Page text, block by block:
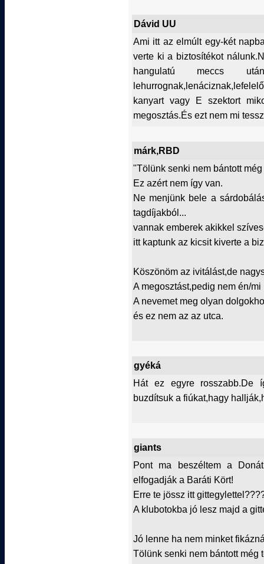
Dávid UU
Ami itt az elmúlt egy-két
verte ki a biztosítékot
hangulatú meccs
kanyart vagy E szektort
megosztás.És ezt nem mi
márk,RBD
"Tölünk senki nem bántott
Ez azért nem így van.
Ne menjünk bele a
tagdíjakból...
vannak emberek akikkel
itt kaptunk az kicsit kiverte a
Köszönöm az ivitálást,de
A megosztást,pedig nem én/mi
A nevemet meg olyan
és ez nem az az utca.
gyéká
Hát ez egyre rosszabb.De
buzdítsuk a fiúkat,hagy
giants
Pont ma beszéltem a
elfogadják a Baráti Kört!
Erre te jössz itt
A klubotokba jó lesz majd a
Jó lenne ha nem minket
Tölünk senki nem bántott még